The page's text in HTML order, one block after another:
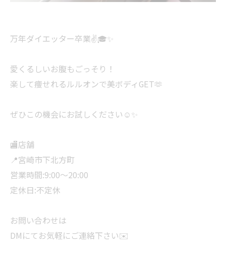
万年ダイエッター卒業✌🎓✨
愛くるしいお腹もごっそり！
楽して痩せれるルルオンで美ボディGET🫶
ぜひこの機会にお試しください☺️✨
🏬店舗
📍宮崎市下北方町
営業時間:9:00〜20:00
定休日:不定休
お問い合わせは
DMにてお気軽にご連絡下さい✉️